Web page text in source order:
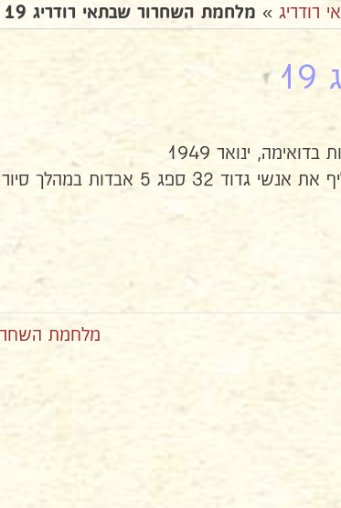
רודריג » מלחמת השחרור שבתאי רודריג 19
בדואימה, ינואר 1949
ספג 5 אבדות במהלך סיור מדואימה לעידנה.
מלחמת השחרור